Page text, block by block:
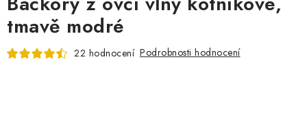
OBLEČENÍ
tmavě modré
22 hodnocení Podrobnosti hodnocení